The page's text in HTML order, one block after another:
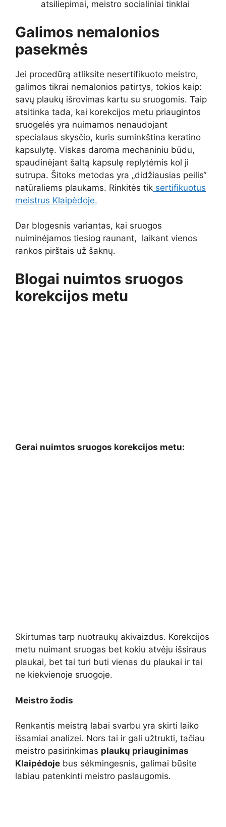
atsiliepimai, meistro socialiniai tinklai
Galimos nemalonios
pasekmės
Jei procedūrą atliksite nesertifikuoto meistro,
galimos tikrai nemalonios patirtys, tokios kaip:
savų plaukų išrovimas kartu su sruogomis. Taip
atsitinka tada, kai korekcijos metu priaugintos
sruogelės yra nuimamos nenaudojant
specialaus skysčio, kuris suminkština keratino
kapsulytę. Viskas daroma mechaniniu būdu,
spaudinėjant šaltą kapsulę replytėmis kol ji
sutrupa. Šitoks metodas yra „didžiausias peilis“
natūraliems plaukams. Rinkitės tik sertifikuotus
meistrus Klaipėdoje.
Dar blogesnis variantas, kai sruogos
nuiminėjamos tiesiog raunant, laikant vienos
rankos pirštais už šaknų.
Blogai nuimtos sruogos
korekcijos metu
Gerai nuimtos sruogos korekcijos metu:
Skirtumas tarp nuotraukų akivaizdus. Korekcijos
metu nuimant sruogas bet kokiu atvėju išsiraus
plaukai, bet tai turi buti vienas du plaukai ir tai
ne kiekvienoje sruogoje.
Meistro žodis
Renkantis meistrą labai svarbu yra skirti laiko
išsamiai analizei. Nors tai ir gali užtrukti, tačiau
meistro pasirinkimas plaukų priauginimas
Klaipėdoje bus sėkmingesnis, galimai būsite
labiau patenkinti meistro paslaugomis.